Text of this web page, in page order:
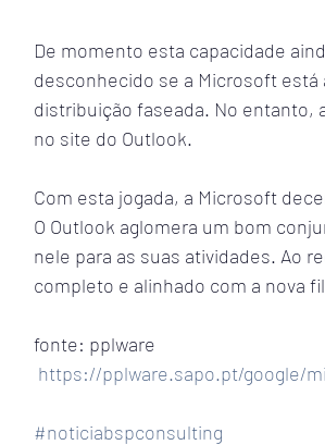
De momento esta capacidade
desconhecido se a Microsoft está
distribuição faseada. No entanto,
no site do Outlook.
Com esta jogada, a Microsoft
O Outlook aglomera um bom
nele para as suas atividades. Ao
completo e alinhado com a nova
fonte: pplware
https://pplware.sapo.pt/google/
#noticiabspconsulting